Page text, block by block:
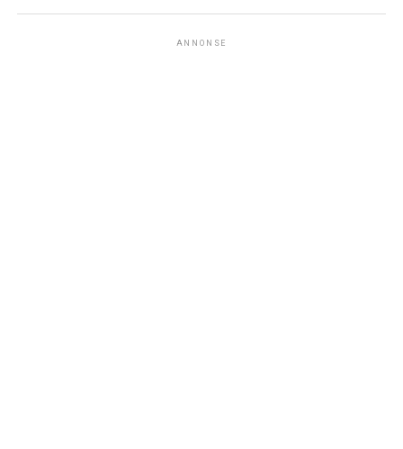
ANNONSE